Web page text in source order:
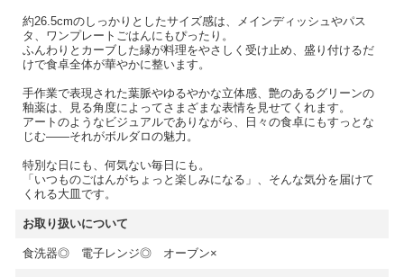
約26.5cmのしっかりとしたサイズ感は、メインディッシュやパス
タ、ワンプレートごはんにもぴったり。
ふんわりとカーブした縁が料理をやさしく受け止め、盛り付けるだ
けで食卓全体が華やかに整います。
手作業で表現された葉脈やゆるやかな立体感、艶のあるグリーンの
釉薬は、見る角度によってさまざまな表情を見せてくれます。
アートのようなビジュアルでありながら、日々の食卓にもすっとな
じむ——それがボルダロの魅力。
特別な日にも、何気ない毎日にも。
「いつものごはんがちょっと楽しみになる」、そんな気分を届けて
くれる大皿です。
お取り扱いについて
食洗器◎ 電子レンジ◎ オーブン×